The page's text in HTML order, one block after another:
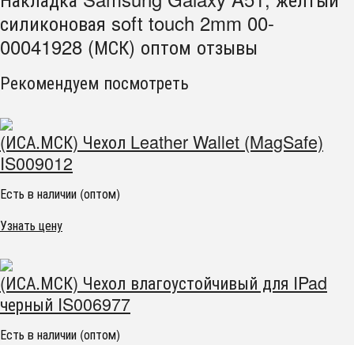
силиконовая soft touch 2mm 00-
00041928 (МСК) оптом отзывы
Рекомендуем посмотреть
(ИСА.МСК) Чехол Leather Wallet (MagSafe)
IS009012
Есть в наличии (оптом)
Узнать цену
(ИСА.МСК) Чехол влагоустойчивый для IPad
черный IS006977
Есть в наличии (оптом)